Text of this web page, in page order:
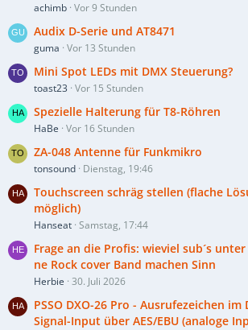
achimb Vor 9 Stunden
Audix D-Serie und AT8471
guma Vor 13 Stunden
Mini Spot LEDs mit DMX Steuerung?
toast23 Vor 15 Stunden
Spezielle Halterung für T8-Röhren
HaBe Vor 16 Stunden
ZA-048 Antenne für Funkmikro
tonsound Dienstag, 19:46
Touchscreen schräg stellen (flache
möglich)
Hanseat Samstag, 17:44
Frage an die Profis: wieviel sub´s
ne Rock cover Band machen Sinn
Herbie 30. Juli 2026
PSSO DXO-26 Pro - Ausrufezeichen
Signal-Input über AES/EBU (analoge